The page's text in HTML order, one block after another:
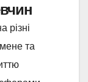
різні
та